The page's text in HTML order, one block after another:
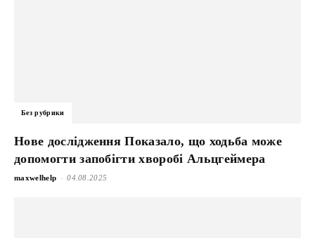
Без рубрики
Нове дослідження Показало, що ходьба може
допомогти запобігти хворобі Альцгеймера
maxwelhelp - 04.08.2025